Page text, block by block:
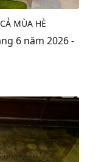
MÙA HÈ
6 năm 2026 -